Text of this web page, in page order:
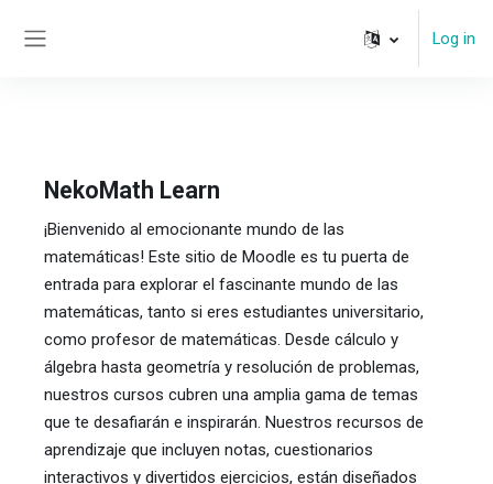
Log in
NekoMath Learn
¡Bienvenido al emocionante mundo de las
matemáticas! Este sitio de Moodle es tu puerta de
entrada para explorar el fascinante mundo de las
matemáticas, tanto si eres estudiantes universitario,
como profesor de matemáticas. Desde cálculo y
álgebra hasta geometría y resolución de problemas,
nuestros cursos cubren una amplia gama de temas
que te desafiarán e inspirarán. Nuestros recursos de
aprendizaje que incluyen notas, cuestionarios
interactivos y divertidos ejercicios, están diseñados